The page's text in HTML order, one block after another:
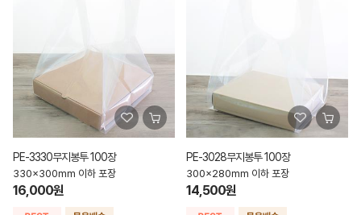
PE-3330무지봉투 100장
330x300mm 이하 포장
16,000원
PE-3028무지봉투 100장
300x280mm 이하 포장
14,500원